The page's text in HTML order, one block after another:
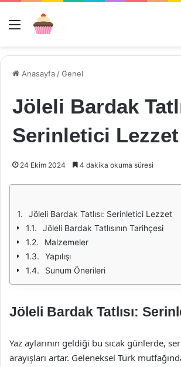
Menü
Anasayfa /Genel
Jöleli Bardak
Serinletici Lezzet
24 Ekim 2024 4 dakika okuma süresi
Jöleli Bardak Tatlısı: Serinletici Lezzet
Jöleli Bardak Tatlısının Tarihçesi
Malzemeler
Yapılışı
Sunum Önerileri
Jöleli Bardak Tatlısı:
Yaz aylarının geldiği bu sıcak günlerde,
arayışları artar. Geleneksel Türk